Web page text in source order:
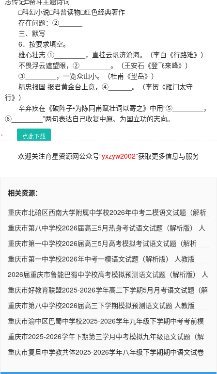
□科幻小说□科普读物□红色经典著作
存在问题：②______
三、默写
6．按要求填空。
雄心壮志 ①________，直挂云帆济沧海。（李白《行路难》）
不畏浮云遮望眼，②________。（王安石《登飞来峰》）
③________，一览众山小。（杜甫《望岳》）
精忠报国 报君黄金台上意，④______。（李贺《雁门太守
行》）
辛弃疾在《破阵子•为陈同甫赋壮词以寄之》中用“⑤________，
⑥________”两句表达自己收复中原、为国立功的志向。
点此下载
欢迎关注育星资源网公众号“yxzyw2002”获取更多信息与服务
相关资源：
重庆市北碚区西南大学附属中学校2026年中考二模语文试题（解析
重庆市第八中学校2026届高三5月热身考试语文试题（解析版） 人
重庆市第一中学校2026届高三5月高考模拟考试语文试题（解析
重庆市第一中学校2026年中考一模语文试题（解析版） 人教版
2026届重庆市鲁能巴蜀中学校高考模拟预测语文试题（解析版） 人
重庆市好教育联盟2025-2026学年高二下学期5月月考语文试题（解
重庆市第八中学校2026届高三下学期模拟预测语文试题 人教版
重庆市渝中区巴蜀中学校2025-2026学年九年级下学期中考考前模
重庆市2025-2026学年下期第三学月中考模拟九年级语文试题（解
重庆市复旦中学教共体2025-2026学年八年级下学期期中语文试卷